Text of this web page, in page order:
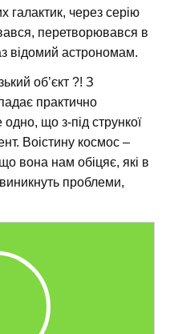
галактик, через серію
перетворювався в
відомий астрономам.
об’єкт ?! З
практично
що з-під стрункої
Воістину космос –
вона нам обіцяє, які в
проблеми,